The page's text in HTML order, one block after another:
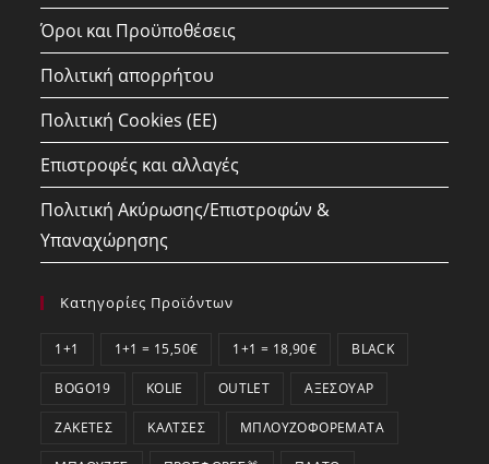
Όροι και Προϋποθέσεις
Πολιτική απορρήτου
Πολιτική Cookies (ΕΕ)
Επιστροφές και αλλαγές
Πολιτική Ακύρωσης/Επιστροφών &
Υπαναχώρησης
Κατηγορίες Προϊόντων
1+1 1+1 = 15,50€ 1+1 = 18,90€ BLACK
BOGO19 KOLIE OUTLET ΑΞΕΣΟΥΆΡ
ΖΑΚΈΤΕΣ ΚΆΛΤΣΕΣ ΜΠΛΟΥΖΟΦΟΡΈΜΑΤΑ